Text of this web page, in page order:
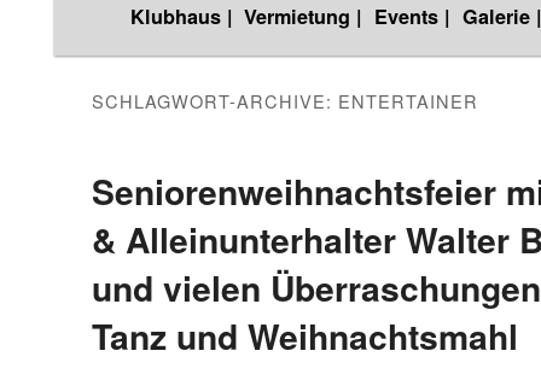
Zum
Inhalt
wechseln
Zum
sekundären
Inhalt
wechseln
Klubhaus | Vermietung | Events | Galerie |
SCHLAGWORT-ARCHIVE: ENTERTAINER
Seniorenweihnachtsfeier
& Alleinunterhalter Walter
und vielen
Tanz und Weihnachtsmahl